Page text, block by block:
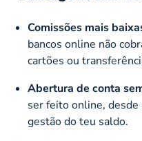
Comissões mais
bancos online não
cartões ou
Abertura de conta
ser feito online, desde
gestão do teu saldo.